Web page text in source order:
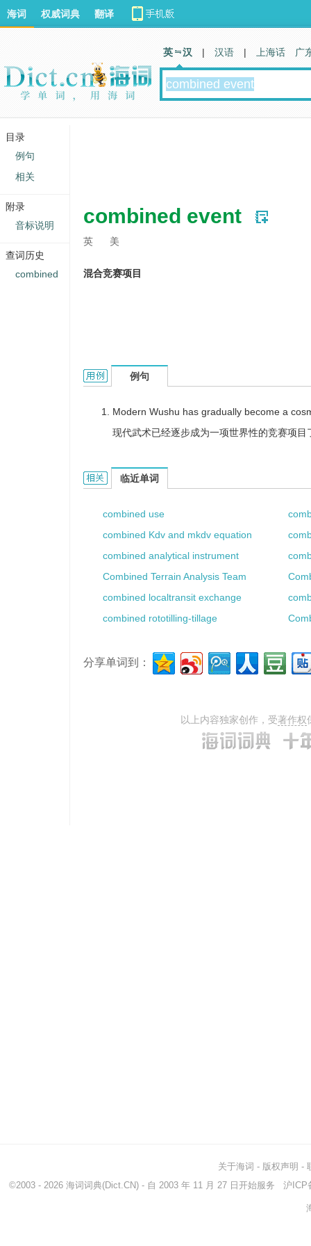
combined event
英 美
混合竞赛项目
combined event的用法和样例：
例句
Modern Wushu has gradually become a
现代武术已经逐步成为一项世界性的竞赛项目
combined event的相关资料：
临近单词
combined use
combined Kdv and mkdv equation
combined analytical instrument
Combined Terrain Analysis Team
combined localtransit exchange
combined rototilling-tillage
分享单词到：
以上内容独家创作，受著作权
海词 权威词典 翻译
英 汉 | 汉语 | 上海话 广
关于海词 - 版权声明 -
©2003 - 2026 海词词典(Dict.CN) - 自 2003 年 11 月 27 日开始服务 沪ICP
目录
例句
相关
附录
音标说明
查词历史
combined